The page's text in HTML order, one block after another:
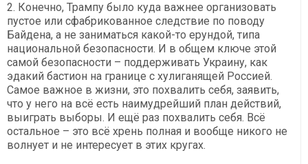
2. Конечно, Трампу было куда важнее организовать
пустое или сфабрикованное следствие по поводу
Байдена, а не заниматься какой-то ерундой, типа
национальной безопасности. И в общем ключе этой
самой безопасности – поддерживать Украину, как
эдакий бастион на границе с хулиганящей Россией.
Самое важное в жизни, это похвалить себя, заявить,
что у него на всё есть наимудрейший план действий,
выиграть выборы. И ещё раз похвалить себя. Всё
остальное – это всё хрень полная и вообще никого не
волнует и не интересует в этих кругах.